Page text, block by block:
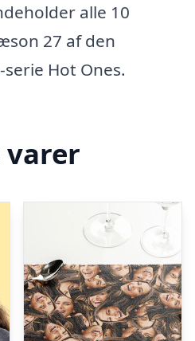
alle 10
27 af den
Hot Ones.
varer